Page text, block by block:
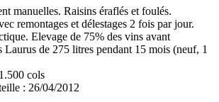
manuelles. Raisins éraflés et foulés.
remontages et délestages 2 fois par jour.
. Elevage de 75% des vins avant
Laurus de 275 litres pendant 15 mois (neuf, 1
cols
: 26/04/2012